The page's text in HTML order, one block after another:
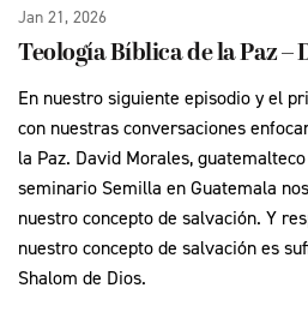
Jan 21, 2026
Teología Bíblica de la Paz –
En nuestro siguiente episodio y el
con nuestras conversaciones
la Paz. David Morales,
seminario Semilla en Guatemala
nuestro concepto de salvación. Y
nuestro concepto de salvación es
Shalom de Dios.